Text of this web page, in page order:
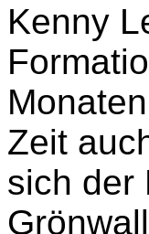
Kenny
Zeit
sich der